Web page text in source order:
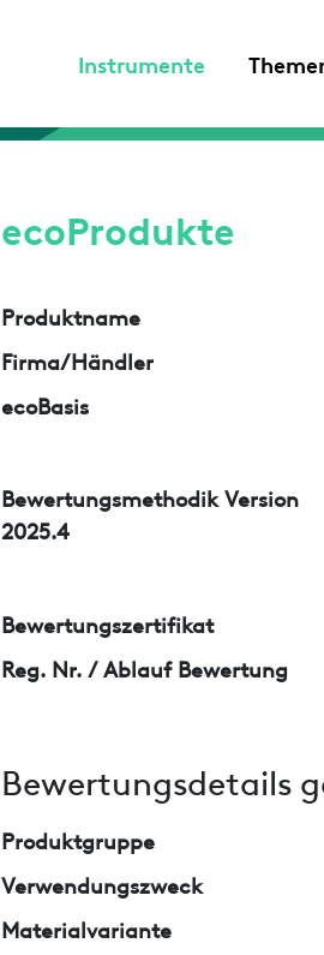
Instrumente
ecoProdukte
Produktname
Firma/Händler
ecoBasis
Bewertungsmethodik Version
2025.4
Bewertungszertifikat
Reg. Nr. / Ablauf Bewertung
Bewertungsdetails
Produktgruppe
Verwendungszweck
Materialvariante